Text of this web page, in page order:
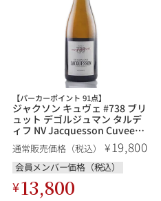
【パーカーポイント 91点】
ジャクソン キュヴェ #738 ブリ
ュット デゴルジュマン タルデ
ィフ NV Jacquesson Cuvee
#738 Brut Degorgement
Tardif フランス シャンパン シ
ャンパーニュ
通常販売価格（税込） ¥19,800
会員メンバー価格（税込）
¥13,800